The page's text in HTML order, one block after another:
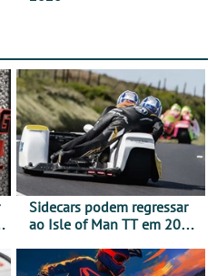
Sidecars podem regressar
ao Isle of Man TT em 2027